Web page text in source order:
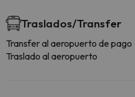
Traslados/Transfer
Transfer al aeropuerto de pago
Traslado al aeropuerto